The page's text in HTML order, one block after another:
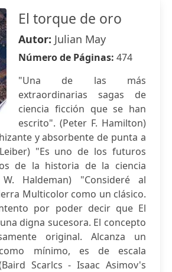
El torque de oro
Autor: Julian May
Número de Páginas: 474
"Una de las más
extraordinarias sagas de
ciencia ficción que se han
escrito". (Peter F. Hamilton)
y absorbente de punta a
"Es uno de los futuros
de la historia de la ciencia
Haldeman) "Consideré al
Multicolor como un clásico.
por poder decir que El
digna sucesora. El concepto
original. Alcanza un
mínimo, es de escala
Scarlcs - Isaac Asimov's